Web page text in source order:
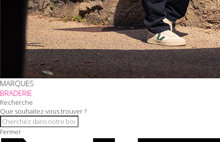
MARQUES
BRADERIE
Recherche
Que souhaitez-vous trouver ?
Fermer